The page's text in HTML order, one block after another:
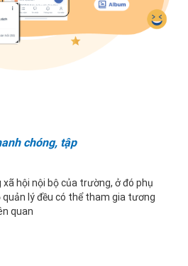
chóng, tập
hội nội bộ của trường, ở đó phụ
quản lý đều có thể tham gia tương
quan